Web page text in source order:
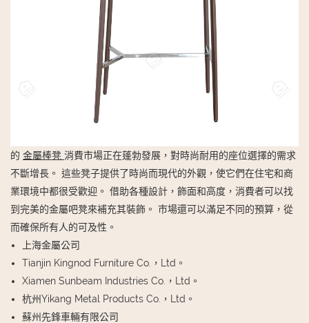
的 金屬棒凳 消費市場正在蓬勃發展，對時尚耐用的座位選擇的需求
不斷增長。 這些凳子提供了時尚而現代的外觀，使它們在住宅和商
業環境中都很受歡迎。 借助各種設計，飾面和高度，消費者可以找
到完美的金屬吧凳來補充其裝飾。 市場還可以滿足不同的預算，從
而確保所有人的可及性。
上海金屬公司
Tianjin Kingnod Furniture Co.，Ltd。
Xiamen Sunbeam Industries Co.，Ltd。
杭州Yikang Metal Products Co.，Ltd。
蘇州先鋒車輛有限公司